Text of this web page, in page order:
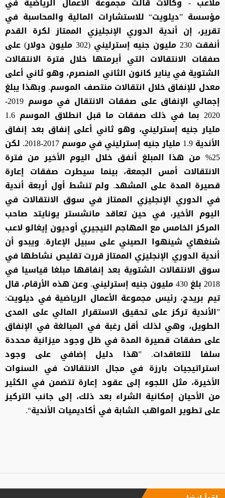
مؤسسة ”ديلويت“ للاستشارات المالية والمحاسبة في
تقرير، إن أندية الدوري الإنجليزي الممتاز لكرة القدم
أنفقت 230 مليون جنيه إسترليني (302 مليون دولار) على
صفقات الانتقالات التي أبرمتها خلال فترة الانتقالات
الشتوية في يناير كانون الثاني المنصرم، وهو ثاني أعلى
معدل للإنفاق خلال انتقالات منتصف الموسم. وبهذا يبلغ
إجمالي الإنفاق على صفقات الانتقال في موسم 2019-
2020 بما في ذلك صفقات ما قبل انطلاق الموسم 1.6
مليار جنيه إسترليني، وهو ثاني أعلى إنفاق بعد إنفاق
الأندية 1.9 مليار جنيه إسترليني في موسم 2017-2018. لكن
25% من هذا المبلغ أنفق خلال اليوم الأخير من فترة
الانتقالات أمس الجمعة، بينما سيطرت صفقات إعارة
قصيرة المدة على المشهد. ولم تنشط أول أربعة أندية
في الدوري الإنجليزي الممتاز في سوق الانتقالات في
اليوم الأخير، في حين تعاقد مانشستر يونايتد صاحب
المركز الخامس مع المهاجم النيجيري أوديون إيغالو لاعب
شنغهاي شينهوا الصيني على سبيل الإعارة. ويبدو أن
أندية الدوري الإنجليزي الممتاز قررت تقليص نشاطها في
سوق الانتقالات الشتوية بعد إنفاقها مبلغا قياسيا في
2018 بلغ 430 مليون جنيه إسترليني. وعن هذه الأرقام، قال
تيم بريدج، رئيس مجموعة الأعمال الرياضية في ديلويت:
”الأندية تركز على تحقيق الاستقرار المالي على المدى
الطويل، وهي لذلك أقل رغبة في المبالغة في الإنفاق
على صفقات قصيرة المدة في ظل وجود ميزانية محددة
سلفا للتعاقدات. ”هذا دليل إضافي على وجود
استراتيجيات بارزة في مجال الانتقالات في السنوات
الأخيرة، مثل اللجوء إلى عقود إعارة تتضمن في الكثير
من الأحيان إمكانية الشراء بعد ذلك، إلى جانب التركيز
على تطوير المواهب الشابة في أكاديميات الأندية“.